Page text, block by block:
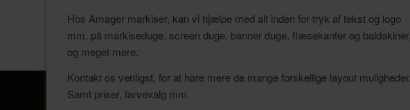
Hos Amager markiser, kan vi hjælpe med alt inden for tryk af tekst og logo
mm. på markiseduge, screen duge, banner duge, flæsekanter og baldakiner,
og meget mere.
Kontakt os venligst, for at høre mere de mange forskellige layout muligheder.
Samt priser, farvevalg mm.